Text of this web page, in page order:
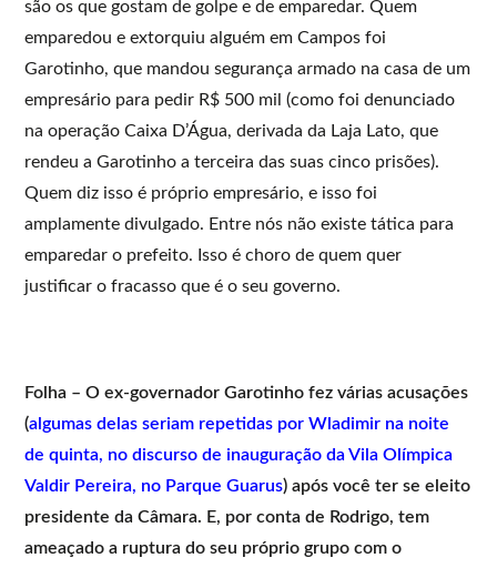
são os que gostam de golpe e de emparedar. Quem
emparedou e extorquiu alguém em Campos foi
Garotinho, que mandou segurança armado na casa de um
empresário para pedir R$ 500 mil (como foi denunciado
na operação Caixa D’Água, derivada da Laja Lato, que
rendeu a Garotinho a terceira das suas cinco prisões).
Quem diz isso é próprio empresário, e isso foi
amplamente divulgado. Entre nós não existe tática para
emparedar o prefeito. Isso é choro de quem quer
justificar o fracasso que é o seu governo.
Folha – O ex-governador Garotinho fez várias acusações
(algumas delas seriam repetidas por Wladimir na noite
de quinta, no discurso de inauguração da Vila Olímpica
Valdir Pereira, no Parque Guarus) após você ter se eleito
presidente da Câmara. E, por conta de Rodrigo, tem
ameaçado a ruptura do seu próprio grupo com o